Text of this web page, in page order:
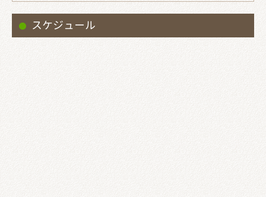
スケジュール